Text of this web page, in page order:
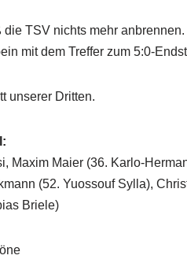
TSV nichts mehr
mit dem Treffer zum 5:0-
unserer Dritten.
Maxim Maier (36. Karlo-
(52. Yuossouf Sylla),
Briele)